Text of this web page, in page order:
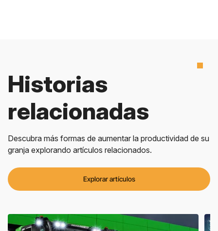
Historias
relacionadas
Descubra más formas de aumentar la productividad de su
granja explorando artículos relacionados.
Explorar artículos